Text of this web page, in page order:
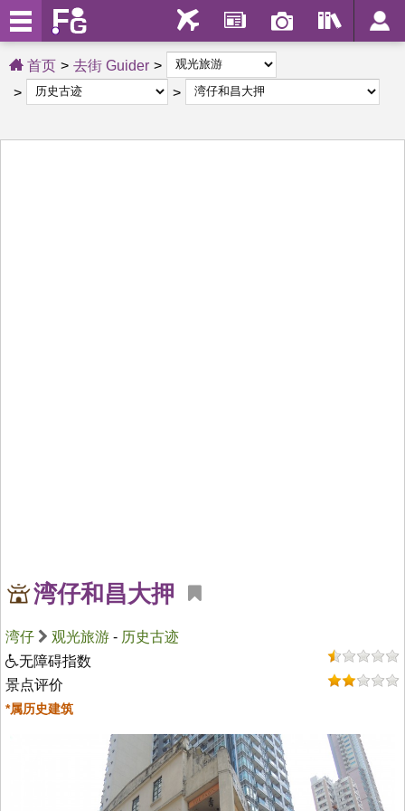
首页 去街 Guider
湾仔和昌大押
湾仔 观光旅游 - 历史古迹
无障碍指数
景点评价
*属历史建筑